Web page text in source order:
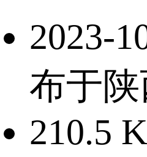
2023-
布于
210.5